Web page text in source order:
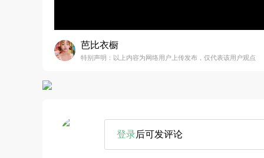
芭比衣橱
特别声明：以上内容为网络用户上传发布，仅代表该用户观点
登录后可发评论